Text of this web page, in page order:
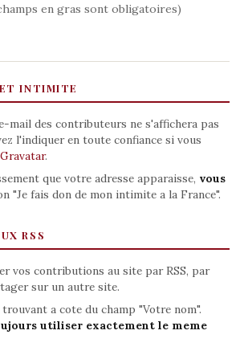
en gras sont obligatoires)
INTIMITE
mail des contributeurs ne s'affichera pas
l'indiquer en toute confiance si vous
Gravatar.
que votre adresse apparaisse, vous
"Je fais don de mon intimite a la France".
RSS
vos contributions au site par RSS, par
sur un autre site.
a cote du champ "Votre nom".
utiliser exactement le meme